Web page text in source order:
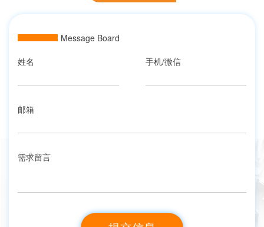
Message Board
姓名
手机/微信
邮箱
需求留言